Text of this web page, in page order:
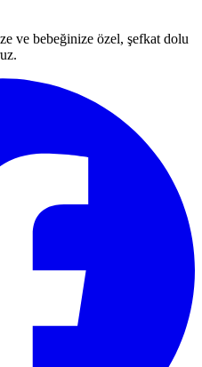
ve bebeğinize özel, şefkat dolu